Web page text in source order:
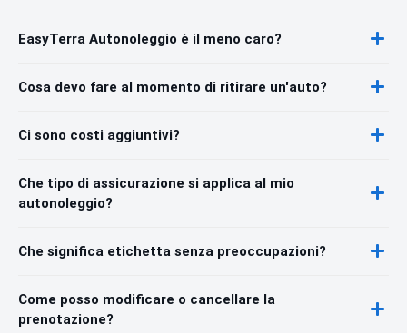
EasyTerra Autonoleggio è il meno caro?
Cosa devo fare al momento di ritirare un'auto?
Ci sono costi aggiuntivi?
Che tipo di assicurazione si applica al mio
autonoleggio?
Che significa etichetta senza preoccupazioni?
Come posso modificare o cancellare la
prenotazione?